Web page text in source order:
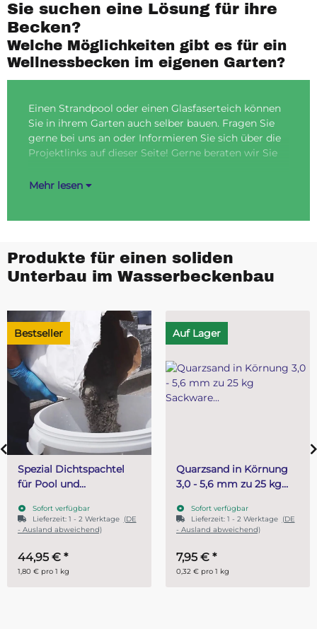
Sie suchen eine Lösung für ihre
Becken?
Welche Möglichkeiten gibt es für ein
Wellnessbecken im eigenen Garten?
Einen Strandpool oder einen Glasfaserteich können
Sie in ihrem Garten auch selber bauen. Fragen Sie
gerne bei uns an oder Informieren Sie sich über die
Projektlinks auf dieser Seite! Gerne beraten wir Sie
auch eingehend und erstellen ein passendes
Mehr lesen
Produkte für einen soliden
Unterbau im Wasserbeckenbau
Bestseller
Spezial Dichtspachtel
für Pool und
Sofort verfügbar
Lieferzeit: 1 - 2 Werktage (DE
- Ausland abweichend)
44,95 € *
1,80 € pro 1 kg
Auf Lager
Quarzsand in Körnung
3,0 - 5,6 mm zu 25 kg
Sofort verfügbar
Lieferzeit: 1 - 2 Werktage (DE
- Ausland abweichend)
7,95 € *
0,32 € pro 1 kg